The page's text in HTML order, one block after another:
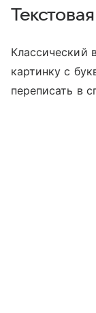
Классический
картинку с
переписать в